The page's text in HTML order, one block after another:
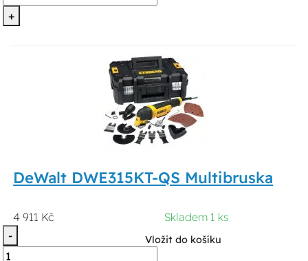
+
DeWalt DWE315KT-QS Multibruska
4 911 Kč
Skladem 1 ks
-
Vložit do košíku